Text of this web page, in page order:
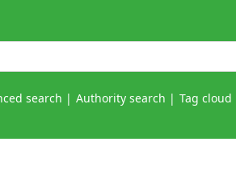
search Authority search Tag cloud